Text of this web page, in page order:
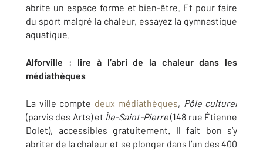
abrite un espace forme et bien-être. Et pour faire
du sport malgré la chaleur, essayez la gymnastique
aquatique.
Alforville : lire à l’abri de la chaleur dans les
médiathèques
La ville compte deux médiathèques, Pôle culturel
(parvis des Arts) et Île-Saint-Pierre(148 rue Étienne
Dolet), accessibles gratuitement. Il fait bon s’y
abriter de la chaleur et se plonger dans l’un des 400